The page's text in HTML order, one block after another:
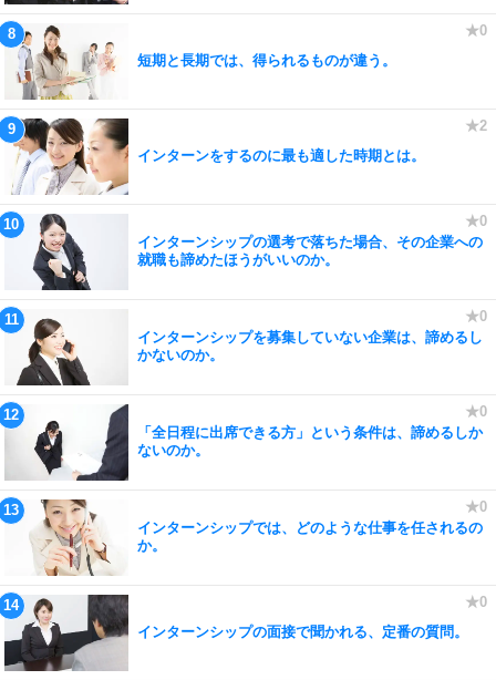
短期と長期では、得られるものが違う。
インターンをするのに最も適した時期とは。
インターンシップの選考で落ちた場合、その企業への
就職も諦めたほうがいいのか。
インターンシップを募集していない企業は、諦めるし
かないのか。
「全日程に出席できる方」という条件は、諦めるしか
ないのか。
インターンシップでは、どのような仕事を任されるの
か。
インターンシップの面接で聞かれる、定番の質問。